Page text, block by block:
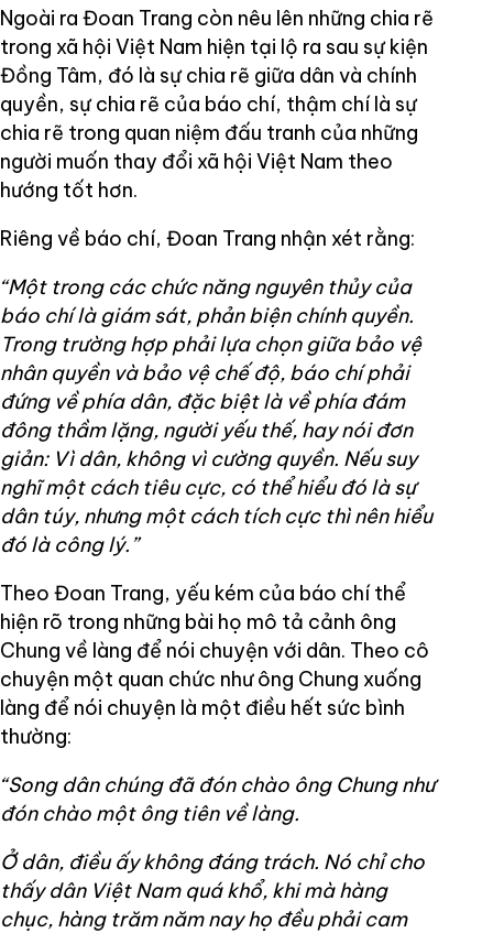
Ngoài ra Đoan Trang còn nêu lên những chia rẽ
trong xã hội Việt Nam hiện tại lộ ra sau sự kiện
Đồng Tâm, đó là sự chia rẽ giữa dân và chính
quyền, sự chia rẽ của báo chí, thậm chí là sự
chia rẽ trong quan niệm đấu tranh của những
người muốn thay đổi xã hội Việt Nam theo
hướng tốt hơn.
Riêng về báo chí, Đoan Trang nhận xét rằng:
“Một trong các chức năng nguyên thủy của
báo chí là giám sát, phản biện chính quyền.
Trong trường hợp phải lựa chọn giữa bảo vệ
nhân quyền và bảo vệ chế độ, báo chí phải
đứng về phía dân, đặc biệt là về phía đám
đông thầm lặng, người yếu thế, hay nói đơn
giản: Vì dân, không vì cường quyền. Nếu suy
nghĩ một cách tiêu cực, có thể hiểu đó là sự
dân túy, nhưng một cách tích cực thì nên hiểu
đó là công lý.”
Theo Đoan Trang, yếu kém của báo chí thể
hiện rõ trong những bài họ mô tả cảnh ông
Chung về làng để nói chuyện với dân. Theo cô
chuyện một quan chức như ông Chung xuống
làng để nói chuyện là một điều hết sức bình
thường:
“Song dân chúng đã đón chào ông Chung như
đón chào một ông tiên về làng.
Ở dân, điều ấy không đáng trách. Nó chỉ cho
thấy dân Việt Nam quá khổ, khi mà hàng
chục, hàng trăm năm nay họ đều phải cam